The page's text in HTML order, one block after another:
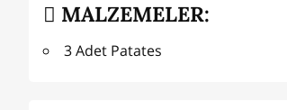
MALZEMELER:
3 Adet Patates